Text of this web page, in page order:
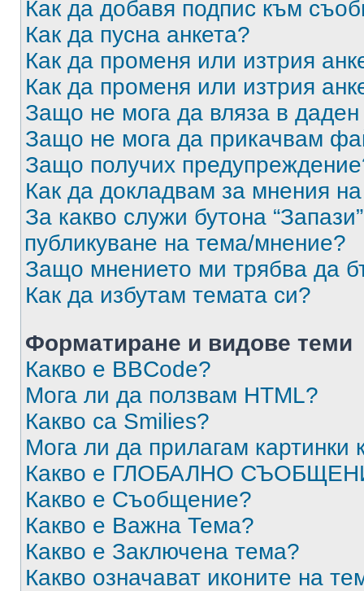
Как да добавя подпис към
Как да пусна анкета?
Как да променя или изтрия
Как да променя или изтрия
Защо не мога да вляза в
Защо не мога да прикачвам
Защо получих
Как да докладвам за мнения
За какво служи бутона
публикуване на тема/мнение?
Защо мнението ми трябва да
Как да избутам темата си?
Форматиране и видове теми
Какво е BBCode?
Мога ли да ползвам HTML?
Какво са Smilies?
Мога ли да прилагам
Какво е ГЛОБАЛНО
Какво е Съобщение?
Какво е Важна Тема?
Какво е Заключена тема?
Какво означават иконите на